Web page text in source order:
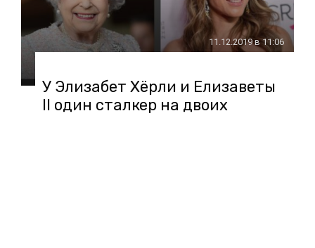
11.12.2019 в 11:06
У Элизабет Хёрли и Елизаветы
II один сталкер на двоих